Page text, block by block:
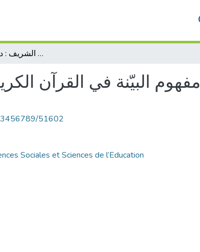
مفهوم البيّنة في القرآن الكريم والحديث النبوي الشريف : دراسة مصطلحية
مفهوم البيّنة في القرآن
51602
Sociales et Sciences de l’Education